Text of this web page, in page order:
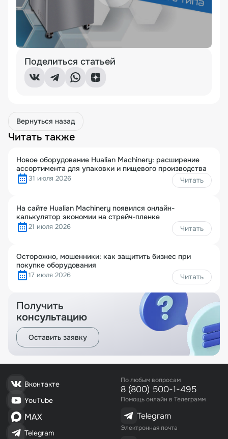
Поделиться статьей
Вернуться назад
Читать также
Новое оборудование Hualian Machinery: расширение
ассортимента для упаковки и пищевого производства
31 июля 2026 Читать
На сайте Hualian Machinery появился онлайн-
калькулятор экономии на стрейч-пленке
21 июля 2026 Читать
Осторожно, мошенники: как защитить бизнес при
покупке оборудования
17 июля 2026 Читать
Получить
консультацию
Оставить заявку
Вконтакте
YouTube
MAX
Telegram
По любым вопросам
8 (800) 500-1-495
Помощь онлайн в Телеграмм
Telegram
Электронная почта